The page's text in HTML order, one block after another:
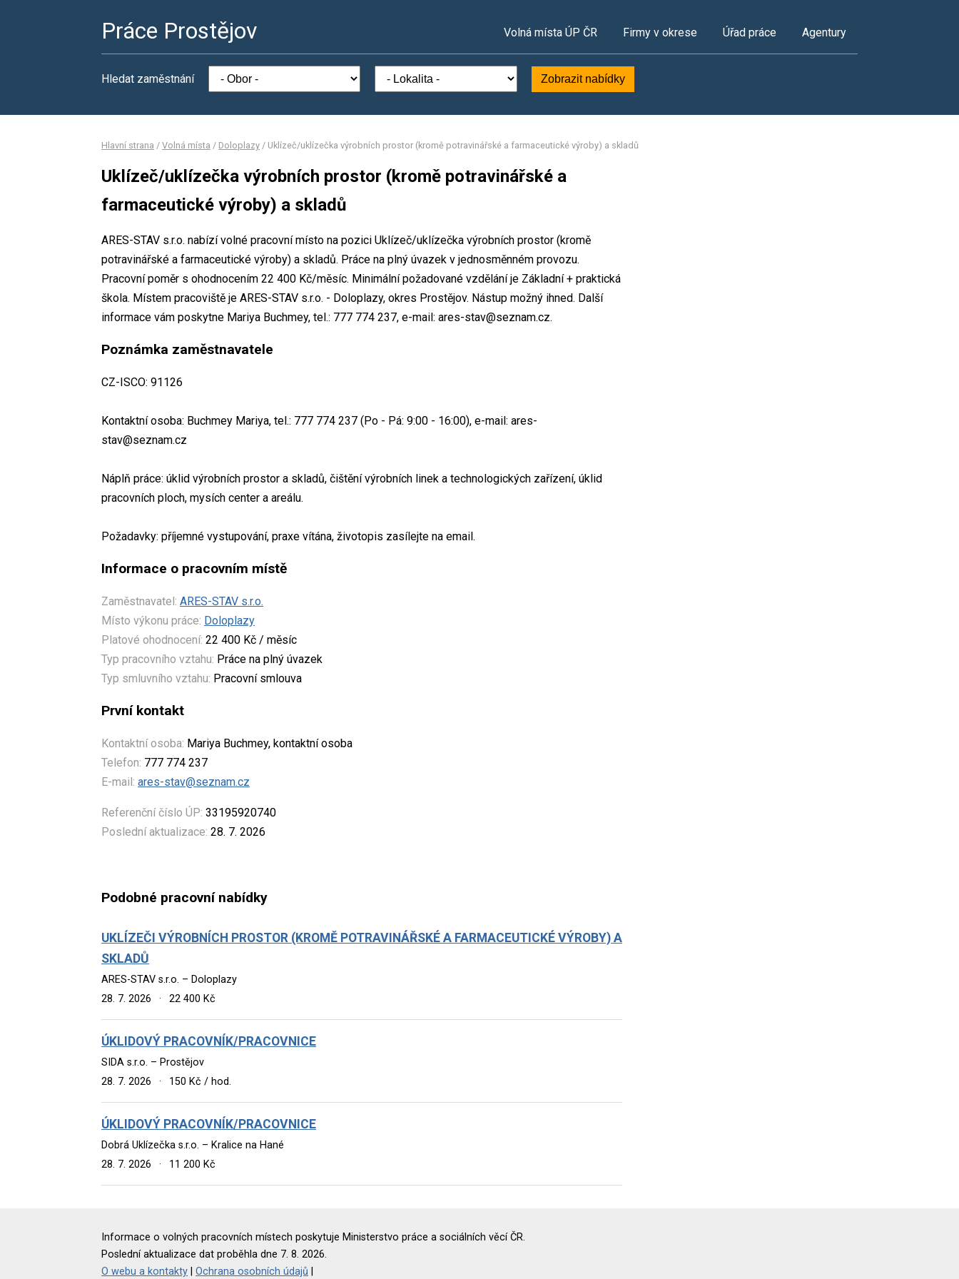
Práce Prostějov Volná místa ÚP ČR Firmy v okrese Úřad práce Agentury
Hledat zaměstnání Zobrazit nabídky
Hlavní strana / Volná místa / Doloplazy / Uklízeč/uklízečka výrobních prostor (kromě potravinářské a farmaceutické výroby) a skladů
Uklízeč/uklízečka výrobních prostor (kromě potravinářské a
farmaceutické výroby) a skladů
ARES-STAV s.r.o. nabízí volné pracovní místo na pozici Uklízeč/uklízečka výrobních prostor (kromě
potravinářské a farmaceutické výroby) a skladů. Práce na plný úvazek v jednosměnném provozu.
Pracovní poměr s ohodnocením 22 400 Kč/měsíc. Minimální požadované vzdělání je Základní + praktická
škola. Místem pracoviště je ARES-STAV s.r.o. - Doloplazy, okres Prostějov. Nástup možný ihned. Další
informace vám poskytne Mariya Buchmey, tel.: 777 774 237, e-mail: ares-stav@seznam.cz.
Poznámka zaměstnavatele
CZ-ISCO: 91126
Kontaktní osoba: Buchmey Mariya, tel.: 777 774 237 (Po - Pá: 9:00 - 16:00), e-mail: ares-
stav@seznam.cz
Náplň práce: úklid výrobních prostor a skladů, čištění výrobních linek a technologických zařízení, úklid
pracovních ploch, mysích center a areálu.
Požadavky: příjemné vystupování, praxe vítána, životopis zasílejte na email.
Informace o pracovním místě
Zaměstnavatel: ARES-STAV s.r.o.
Místo výkonu práce: Doloplazy
Platové ohodnocení: 22 400 Kč / měsíc
Typ pracovního vztahu: Práce na plný úvazek
Typ smluvního vztahu: Pracovní smlouva
První kontakt
Kontaktní osoba: Mariya Buchmey, kontaktní osoba
Telefon: 777 774 237
E-mail: ares-stav@seznam.cz
Referenční číslo ÚP: 33195920740
Poslední aktualizace: 28. 7. 2026
Podobné pracovní nabídky
UKLÍZEČI VÝROBNÍCH PROSTOR (KROMĚ POTRAVINÁŘSKÉ A FARMACEUTICKÉ VÝROBY) A
SKLADŮ
ARES-STAV s.r.o. – Doloplazy
28. 7. 2026
· 22 400 Kč
ÚKLIDOVÝ PRACOVNÍK/PRACOVNICE
SIDA s.r.o. – Prostějov
28. 7. 2026
· 150 Kč / hod.
ÚKLIDOVÝ PRACOVNÍK/PRACOVNICE
Dobrá Uklízečka s.r.o. – Kralice na Hané
28. 7. 2026
· 11 200 Kč
Informace o volných pracovních místech poskytuje Ministerstvo práce a sociálních věcí ČR.
Poslední aktualizace dat proběhla dne 7. 8. 2026.
O webu a kontakty
Ochrana osobních údajů